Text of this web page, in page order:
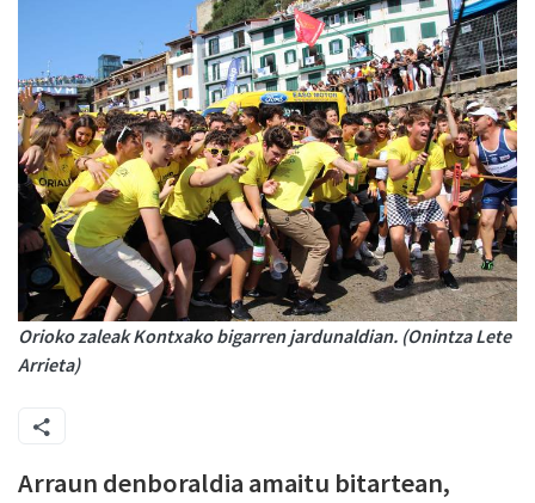
Orioko zaleak Kontxako bigarren jardunaldian. (Onintza Lete
Arrieta)
Arraun denboraldia amaitu bitartean,